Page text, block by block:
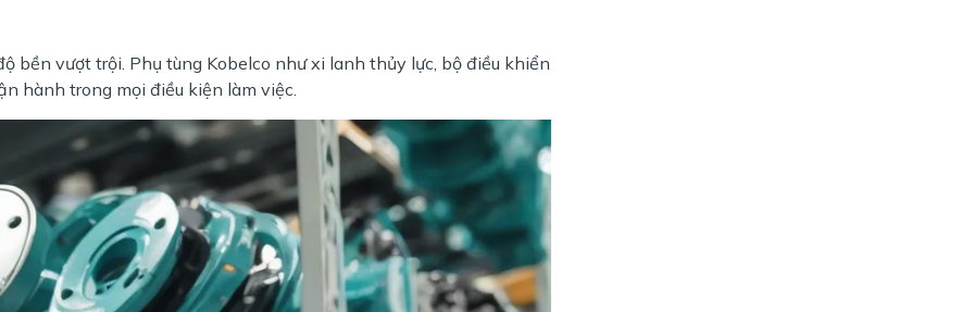
bền vượt trội. Phụ tùng Kobelco như xi lanh thủy lực, bộ điều khiển
hành trong mọi điều kiện làm việc.